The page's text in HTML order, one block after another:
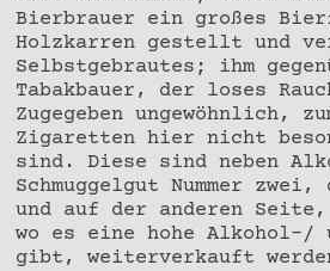
Bierbrauer ein großes
Holzkarren gestellt und
Selbstgebrautes; ihm
Tabakbauer, der loses
Zugegeben ungewöhnlich,
Zigaretten hier nicht
sind. Diese sind neben
Schmuggelgut Nummer
und auf der anderen
wo es eine hohe Alkohol-/
gibt, weiterverkauft